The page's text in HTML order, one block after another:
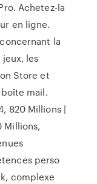
Achetez-la
en ligne.
la
les
Store et
mail.
820 Millions |
Millions,
perso
complexe